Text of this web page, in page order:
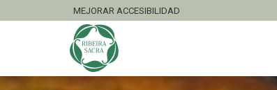
MEJORAR ACCESIBILIDAD